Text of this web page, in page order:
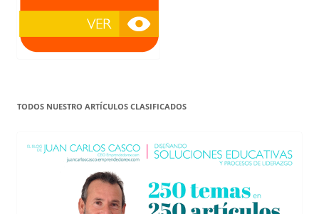
TODOS NUESTRO ARTÍCULOS CLASIFICADOS